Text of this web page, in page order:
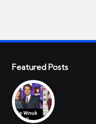
Featured Posts